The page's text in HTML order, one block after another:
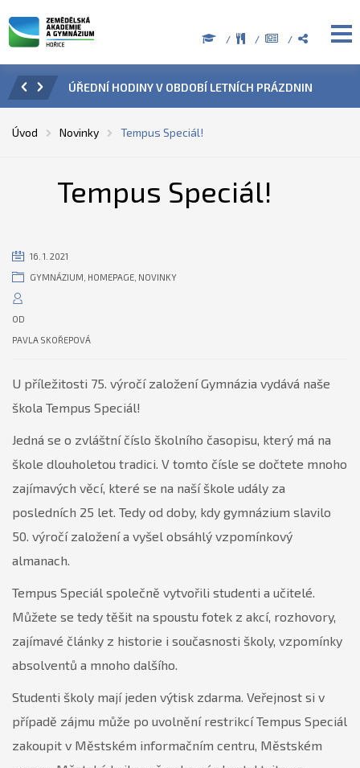
ÚŘEDNÍ HODINY V OBDOBÍ LETNÍCH PRÁZDNIN
Úvod Novinky Tempus Speciál!
Tempus Speciál!
16. 1. 2021
GYMNÁZIUM HOMEPAGE NOVINKY
OD
PAVLA SKOŘEPOVÁ
U příležitosti 75. výročí založení Gymnázia vydává naše
škola Tempus Speciál!
Jedná se o zvláštní číslo školního časopisu, který má na
škole dlouholetou tradici. V tomto čísle se dočtete mnoho
zajímavých věcí, které se na naší škole udály za
posledních 25 let. Tedy od doby, kdy gymnázium slavilo
50. výročí založení a vyšel obsáhlý vzpomínkový
almanach.
Tempus Speciál společně vytvořili studenti a učitelé.
Můžete se tedy těšit na spoustu fotek z akcí, rozhovory,
zajímavé články z historie i současnosti školy, vzpomínky
absolventů a mnoho dalšího.
Studenti školy mají jeden výtisk zdarma. Veřejnost si v
případě zájmu může po uvolnění restrikcí Tempus Speciál
zakoupit v Městském informačním centru, Městském